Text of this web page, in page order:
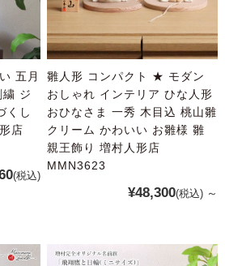
五月
繍 ジ
くし
店
(税込)
雛人形 コンパクト ★ モダン
おしゃれ インテリア ひな人形
おひなさま 一秀 木目込 桃山雛
クリーム かわいい お雛様 雛
親王飾り 増村人形店
MMN3623
¥48,300(税込) ～